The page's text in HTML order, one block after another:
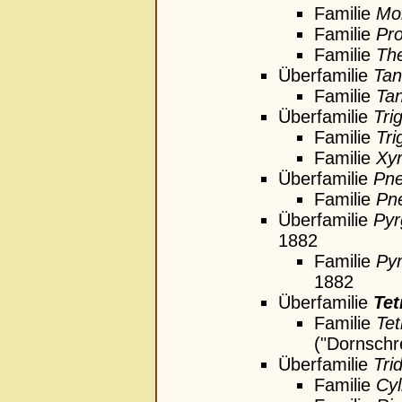
Familie
Familie
Familie
Überfamilie
Familie
Überfamilie
Familie
Familie
Überfamilie
Familie
Überfamilie
1882
Familie
1882
Überfamilie
Familie
Überfamilie
Familie